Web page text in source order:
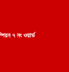
৭ নং ওয়ার্ড